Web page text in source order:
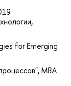
for Emerging
МВА